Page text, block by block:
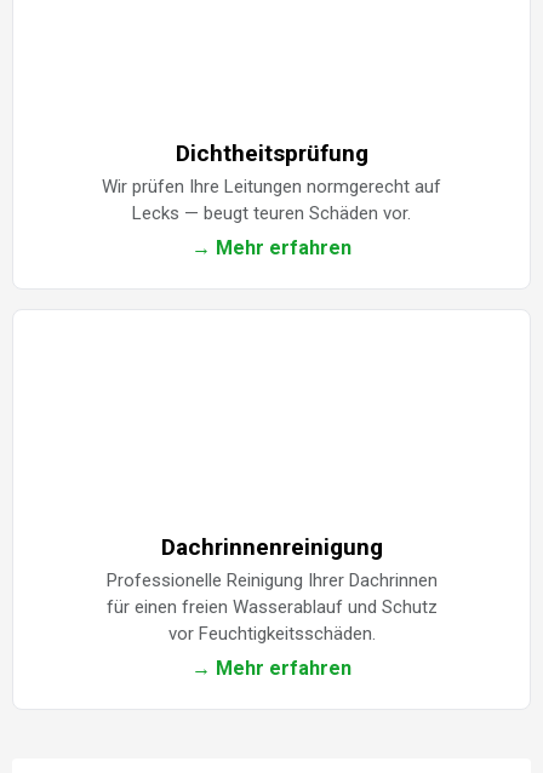
Dichtheitsprüfung
Wir prüfen Ihre Leitungen normgerecht auf
Lecks — beugt teuren Schäden vor.
→ Mehr erfahren
Dachrinnenreinigung
Professionelle Reinigung Ihrer Dachrinnen
für einen freien Wasserablauf und Schutz
vor Feuchtigkeitsschäden.
→ Mehr erfahren